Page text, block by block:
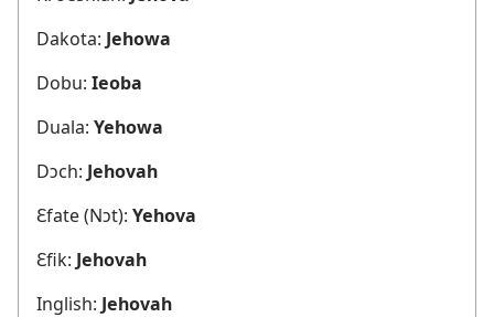
Dakota: Jehowa
Dobu: Ieoba
Duala: Yehowa
Dɔch: Jehovah
Ɛfate (Nɔt): Yehova
Ɛfik: Jehovah
Inglish: Jehovah